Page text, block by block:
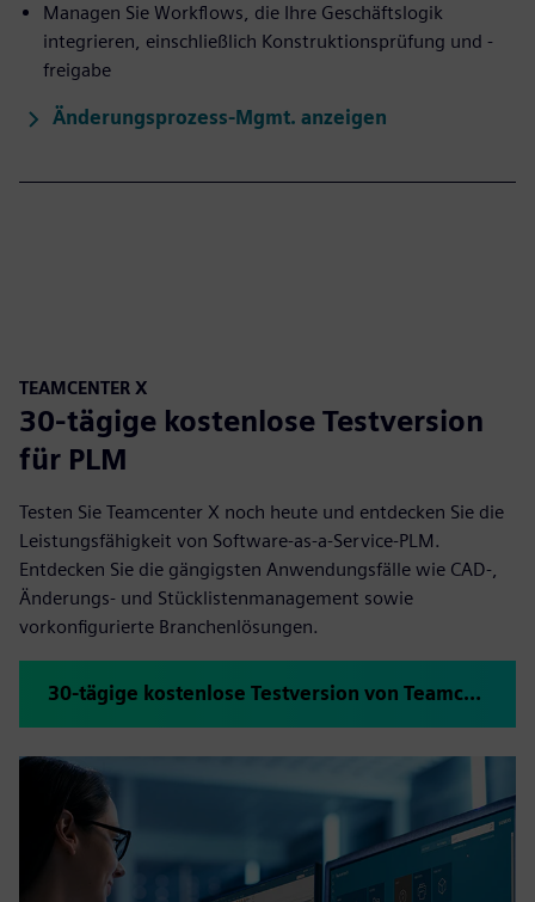
Managen Sie Workflows, die Ihre Geschäftslogik
integrieren, einschließlich Konstruktionsprüfung und -
freigabe
Änderungsprozess-Mgmt. anzeigen
TEAMCENTER X
30-tägige kostenlose Testversion
für PLM
Testen Sie Teamcenter X noch heute und entdecken Sie die
Leistungsfähigkeit von Software-as-a-Service-PLM.
Entdecken Sie die gängigsten Anwendungsfälle wie CAD-,
Änderungs- und Stücklistenmanagement sowie
vorkonfigurierte Branchenlösungen.
30-tägige kostenlose Testversion von Teamcenter X